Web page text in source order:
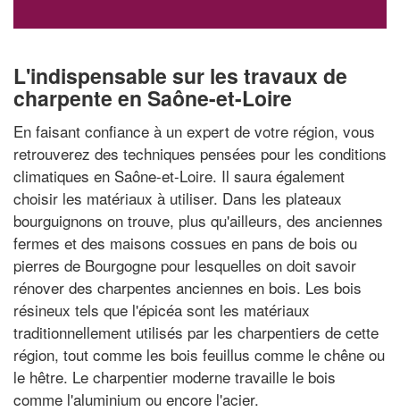
L'indispensable sur les travaux de
charpente en Saône-et-Loire
En faisant confiance à un expert de votre région, vous
retrouverez des techniques pensées pour les conditions
climatiques en Saône-et-Loire. Il saura également
choisir les matériaux à utiliser. Dans les plateaux
bourguignons on trouve, plus qu'ailleurs, des anciennes
fermes et des maisons cossues en pans de bois ou
pierres de Bourgogne pour lesquelles on doit savoir
rénover des charpentes anciennes en bois. Les bois
résineux tels que l'épicéa sont les matériaux
traditionnellement utilisés par les charpentiers de cette
région, tout comme les bois feuillus comme le chêne ou
le hêtre. Le charpentier moderne travaille le bois
comme l'aluminium ou encore l'acier.